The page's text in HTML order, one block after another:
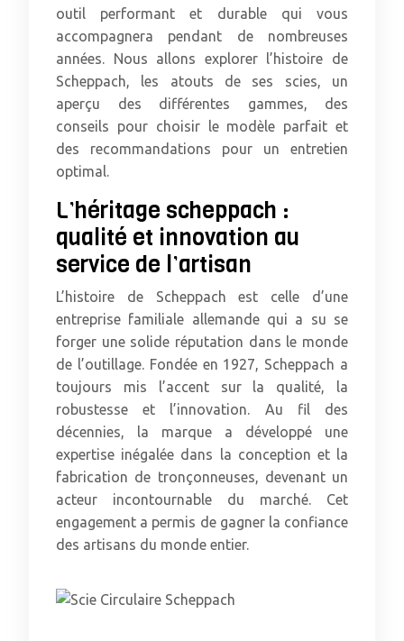
outil performant et durable qui vous
accompagnera pendant de nombreuses
années. Nous allons explorer l’histoire de
Scheppach, les atouts de ses scies, un
aperçu des différentes gammes, des
conseils pour choisir le modèle parfait et
des recommandations pour un entretien
optimal.
L’héritage scheppach :
qualité et innovation au
service de l’artisan
L’histoire de Scheppach est celle d’une
entreprise familiale allemande qui a su se
forger une solide réputation dans le monde
de l’outillage. Fondée en 1927, Scheppach a
toujours mis l’accent sur la qualité, la
robustesse et l’innovation. Au fil des
décennies, la marque a développé une
expertise inégalée dans la conception et la
fabrication de tronçonneuses, devenant un
acteur incontournable du marché. Cet
engagement a permis de gagner la confiance
des artisans du monde entier.